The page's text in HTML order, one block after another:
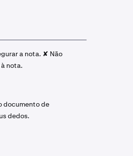
a nota. ✘ Não
nota.
documento de
dedos.